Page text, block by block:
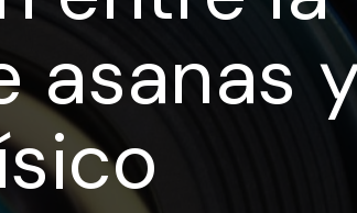
asanas